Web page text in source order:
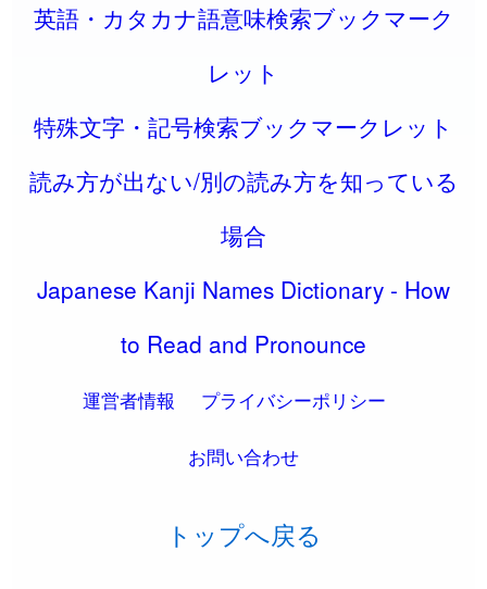
英語・カタカナ語意味検索ブックマーク
レット
特殊文字・記号検索ブックマークレット
読み方が出ない/別の読み方を知っている
場合
Japanese Kanji Names Dictionary - How
to Read and Pronounce
運営者情報 プライバシーポリシー
お問い合わせ
トップへ戻る